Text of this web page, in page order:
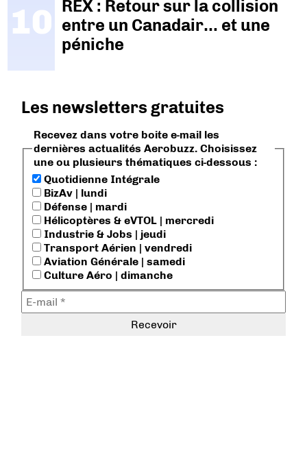
REX : Retour sur la collision
entre un Canadair… et une
péniche
Les newsletters gratuites
Recevez dans votre boite e-mail les
dernières actualités Aerobuzz. Choisissez
une ou plusieurs thématiques ci-dessous :
Quotidienne Intégrale
BizAv | lundi
Défense | mardi
Hélicoptères & eVTOL | mercredi
Industrie & Jobs | jeudi
Transport Aérien | vendredi
Aviation Générale | samedi
Culture Aéro | dimanche